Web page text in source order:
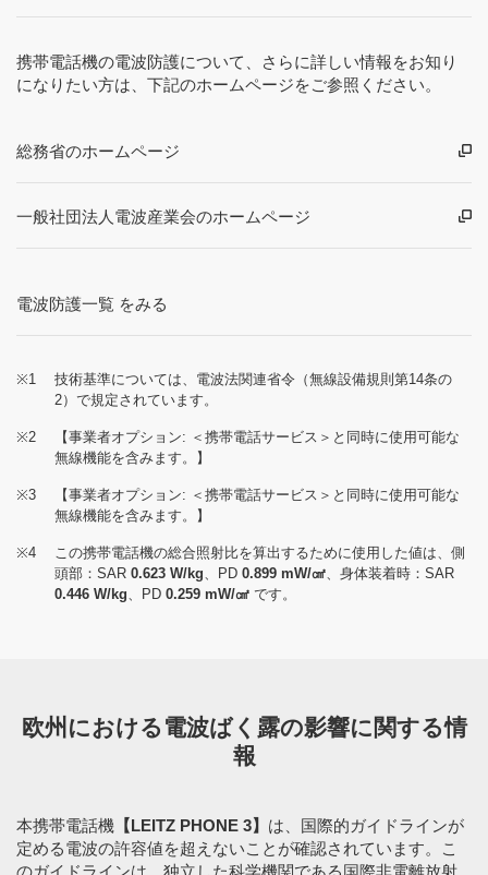
携帯電話機の電波防護について、さらに詳しい情報をお知り
になりたい方は、下記のホームページをご参照ください。
総務省のホームページ
一般社団法人電波産業会のホームページ
電波防護一覧 をみる
※1
技術基準については、電波法関連省令（無線設備規則第14条の
2）で規定されています。
※2
【事業者オプション: ＜携帯電話サービス＞と同時に使用可能な
無線機能を含みます。】
※3
【事業者オプション: ＜携帯電話サービス＞と同時に使用可能な
無線機能を含みます。】
※4
この携帯電話機の総合照射比を算出するために使用した値は、側
頭部：SAR 0.623 W/kg、PD 0.899 mW/㎠、身体装着時：SAR
0.446 W/kg、PD 0.259 mW/㎠ です。
欧州における電波ばく露の影響に関する情
報
本携帯電話機 【LEITZ PHONE 3】 は、国際的ガイドラインが
定める電波の許容値を超えないことが確認されています。こ
のガイドラインは、独立した科学機関である国際非電離放射